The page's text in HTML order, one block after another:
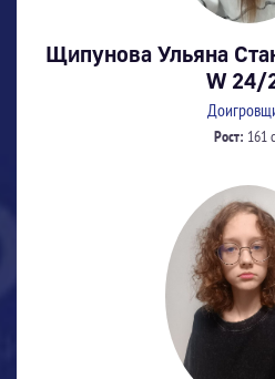
Щипунова Ульяна
W 24/
Рост: 161